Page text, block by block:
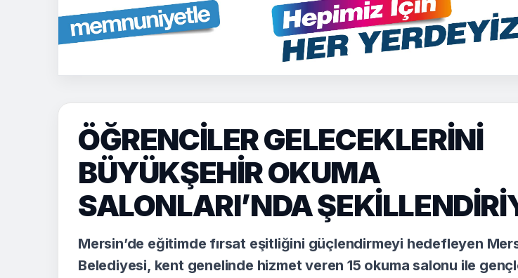
ÖĞRENCİLER GELECEKLERİNİ
BÜYÜKŞEHİR OKUMA
SALONLARI’NDA
Mersin’de eğitimde fırsat eşitliğini güçlendirmeyi hedefleyen
Belediyesi, kent genelinde hizmet veren 15 okuma salonu ile